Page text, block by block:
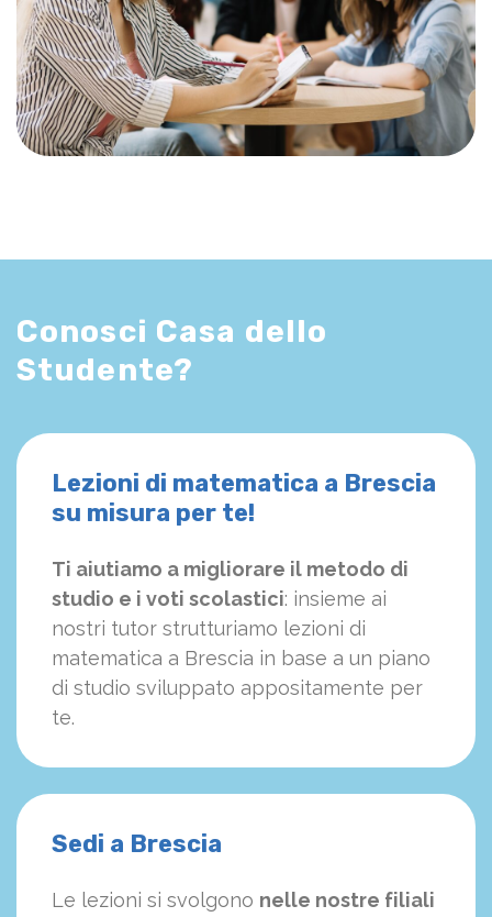
Conosci Casa dello
Studente?
Lezioni di matematica a Brescia
su misura per te!
Ti aiutiamo a migliorare il metodo di
studio e i voti scolastici: insieme ai
nostri tutor strutturiamo lezioni di
matematica a Brescia in base a un piano
di studio sviluppato appositamente per
te.
Sedi a Brescia
Le lezioni si svolgono nelle nostre filiali